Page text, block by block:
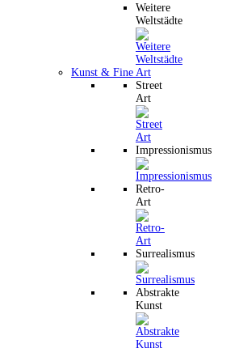
Weitere
Weltstädte
Kunst & Fine Art
Street
Art
Impressionismus
Retro-
Art
Surrealismus
Abstrakte
Kunst